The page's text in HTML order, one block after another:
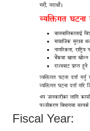
Fiscal Year: